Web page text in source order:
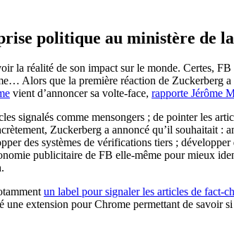
politique au ministère de
la réalité de son impact sur le monde. Certes,
Alors que la première réaction de Zuckerberg a
vient d’annoncer sa volte-face, rapporte Jérôme
signalés comme mensongers ; de pointer les
Zuckerberg a annoncé qu’il souhaitait :
des systèmes de vérifications tiers ;
publicitaire de FB elle-même pour mieux
un label pour signaler les articles de fact-
une extension pour Chrome permettant de savoir